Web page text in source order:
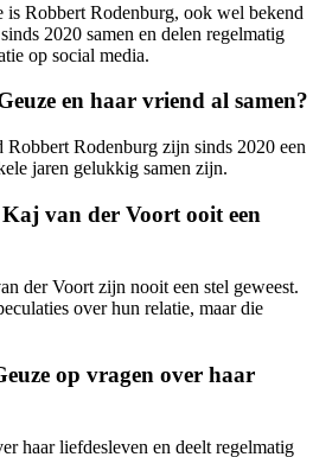
Robbert Rodenburg, ook wel bekend
2020 samen en delen regelmatig
op social media.
en haar vriend al samen?
Rodenburg zijn sinds 2020 een
jaren gelukkig samen zijn.
van der Voort ooit een
der Voort zijn nooit een stel geweest.
over hun relatie, maar die
op vragen over haar
haar liefdesleven en deelt regelmatig